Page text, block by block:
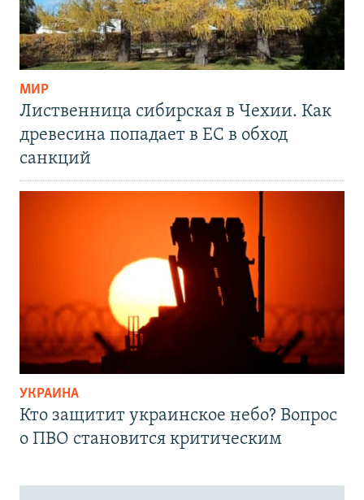
МИР
Лиственница сибирская в Чехии. Как
древесина попадает в ЕС в обход
санкций
УКРАИНА
Кто защитит украинское небо? Вопрос
о ПВО становится критическим